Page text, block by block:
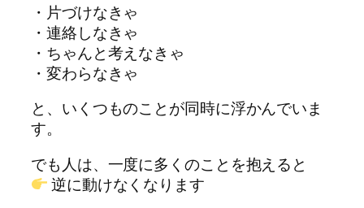
・片づけなきゃ
・連絡しなきゃ
・ちゃんと考えなきゃ
・変わらなきゃ
と、いくつものことが同時に浮かんでいま
す。
でも人は、一度に多くのことを抱えると
逆に動けなくなります